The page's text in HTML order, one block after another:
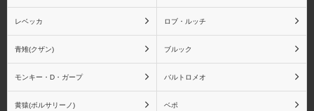
スモーカー たしぎ
レベッカ ロブ・ルッチ
青雉(クザン) ブルック
モンキー・D・ガープ バルトロメオ
黄猿(ボルサリーノ) ベポ